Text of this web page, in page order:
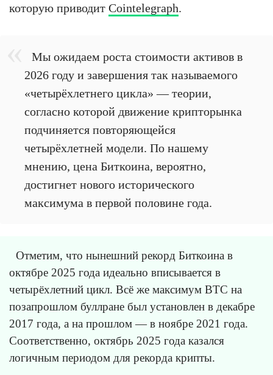
которую приводит Cointelegraph.
Мы ожидаем роста стоимости активов в
2026 году и завершения так называемого
«четырёхлетнего цикла» — теории,
согласно которой движение крипторынка
подчиняется повторяющейся
четырёхлетней модели. По нашему
мнению, цена Биткоина, вероятно,
достигнет нового исторического
максимума в первой половине года.
Отметим, что нынешний рекорд Биткоина в
октябре 2025 года идеально вписывается в
четырёхлетний цикл. Всё же максимум BTC на
позапрошлом буллране был установлен в декабре
2017 года, а на прошлом — в ноябре 2021 года.
Соответственно, октябрь 2025 года казался
логичным периодом для рекорда крипты.